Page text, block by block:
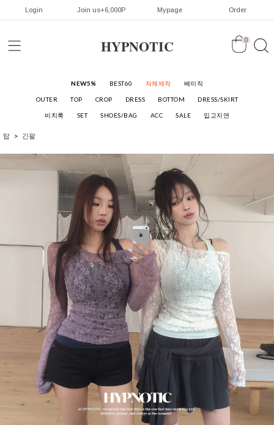
Login Join us+6,000P Mypage Order
HYPNOTIC 0
NEW5% BEST60 자체제작 베이직
OUTER TOP CROP DRESS BOTTOM DRESS/SKIRT
비치룩 SET SHOES/BAG ACC SALE 입고지연
탑 긴팔